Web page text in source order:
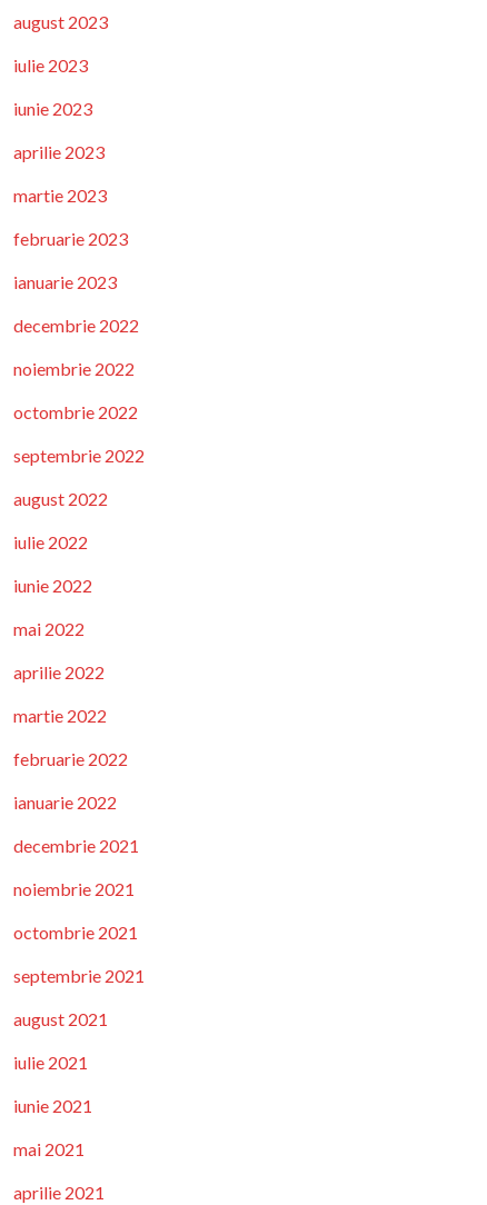
august 2023
iulie 2023
iunie 2023
aprilie 2023
martie 2023
februarie 2023
ianuarie 2023
decembrie 2022
noiembrie 2022
octombrie 2022
septembrie 2022
august 2022
iulie 2022
iunie 2022
mai 2022
aprilie 2022
martie 2022
februarie 2022
ianuarie 2022
decembrie 2021
noiembrie 2021
octombrie 2021
septembrie 2021
august 2021
iulie 2021
iunie 2021
mai 2021
aprilie 2021